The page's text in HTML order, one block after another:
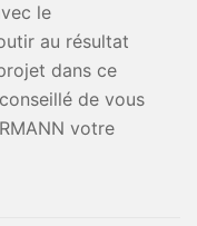
le
au résultat
dans ce
de vous
votre